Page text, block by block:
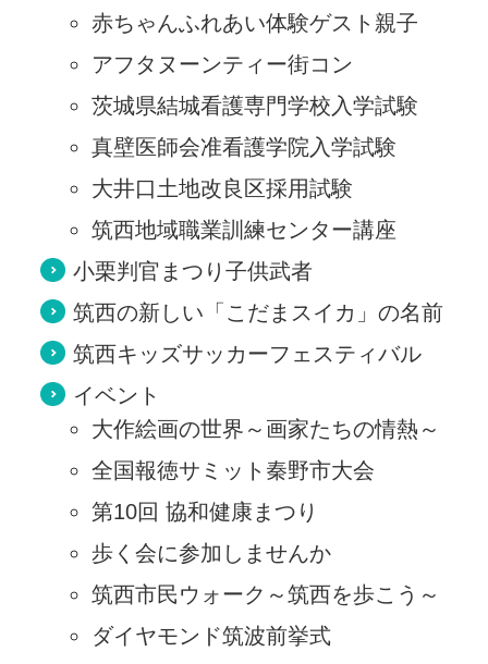
赤ちゃんふれあい体験ゲスト親子
アフタヌーンティー街コン
茨城県結城看護専門学校入学試験
真壁医師会准看護学院入学試験
大井口土地改良区採用試験
筑西地域職業訓練センター講座
小栗判官まつり子供武者
筑西の新しい「こだまスイカ」の名前
筑西キッズサッカーフェスティバル
イベント
大作絵画の世界～画家たちの情熱～
全国報徳サミット秦野市大会
第10回 協和健康まつり
歩く会に参加しませんか
筑西市民ウォーク～筑西を歩こう～
ダイヤモンド筑波前挙式